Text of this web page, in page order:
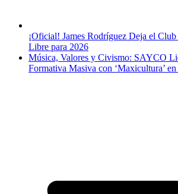
¡Oficial! James Rodríguez Deja el
Libre para 2026
Música, Valores y Civismo: SAYCO
Formativa Masiva con ‘Maxicultura’